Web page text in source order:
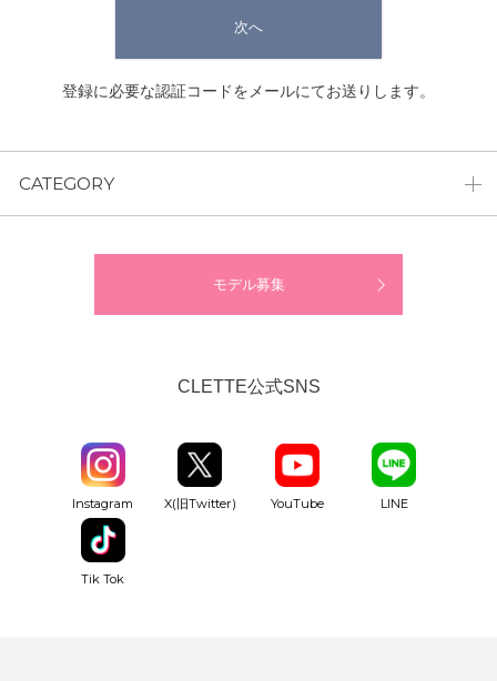
次へ
登録に必要な認証コードをメールにてお送りします。
CATEGORY
モデル募集
CLETTE公式SNS
Instagram X(旧Twitter) YouTube LINE
Tik Tok